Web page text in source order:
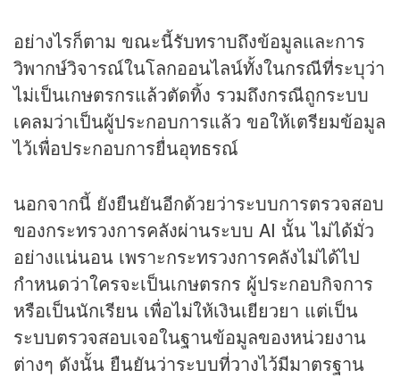
อย่างไรก็ตาม ขณะนี้รับทราบถึงข้อมูลและการ
วิพากษ์วิจารณ์ในโลกออนไลน์ทั้งในกรณีที่ระบุว่า
ไม่เป็นเกษตรกรแล้วตัดทิ้ง รวมถึงกรณีถูกระบบ
เคลมว่าเป็นผู้ประกอบการแล้ว ขอให้เตรียมข้อมูล
ไว้เพื่อประกอบการยื่นอุทธรณ์
นอกจากนี้ ยังยืนยันอีกด้วยว่าระบบการตรวจสอบ
ของกระทรวงการคลังผ่านระบบ AI นั้น ไม่ได้มั่ว
อย่างแน่นอน เพราะกระทรวงการคลังไม่ได้ไป
กำหนดว่าใครจะเป็นเกษตรกร ผู้ประกอบกิจการ
หรือเป็นนักเรียน เพื่อไม่ให้เงินเยียวยา แต่เป็น
ระบบตรวจสอบเจอในฐานข้อมูลของหน่วยงาน
ต่างๆ ดังนั้น ยืนยันว่าระบบที่วางไว้มีมาตรฐาน